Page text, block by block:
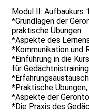
Modul II: Aufbaukurs
*Grundlagen der
praktische Übungen.
*Aspekte des
*Kommunikation und
*Einführung in die
für
*Erfahrungsaustausch
*Praktische
*Aspekte der
*Die Praxis des